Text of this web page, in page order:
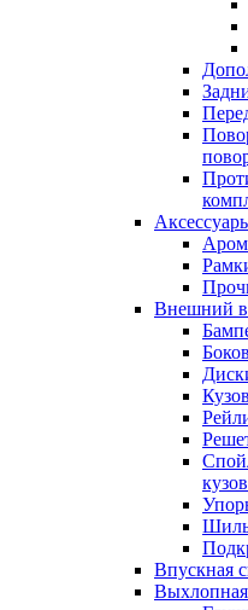
Внешний
Впускная
Выхлопная